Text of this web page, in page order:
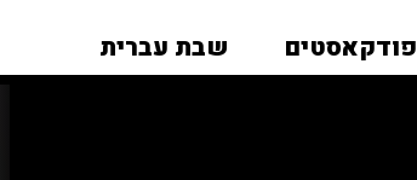
פודקאסטים שבת עברית